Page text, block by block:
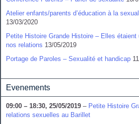
Atelier enfants/parents d’éducation à la
13/03/2020
Petite Histoire Grande Histoire – Elles
nos relations 13/05/2019
Portage de Paroles – Sexualité et handicap
Evenements
09:00 – 18:30, 25/05/2019 – Petite Histoire
relations sexuelles au Barillet